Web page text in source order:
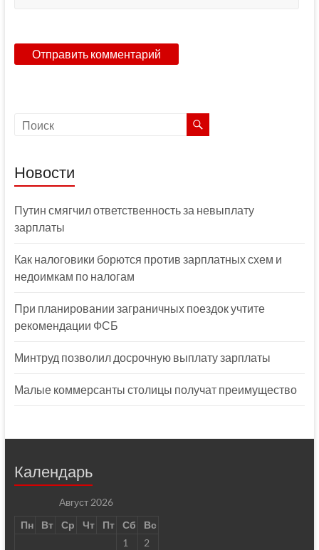
Новости
Путин смягчил ответственность за невыплату
зарплаты
Как налоговики борются против зарплатных схем и
недоимкам по налогам
При планировании заграничных поездок учтите
рекомендации ФСБ
Минтруд позволил досрочную выплату зарплаты
Малые коммерсанты столицы получат преимущество
Календарь
Август 2026
Пн
Вт Ср Чт Пт Сб
Вс
1
2